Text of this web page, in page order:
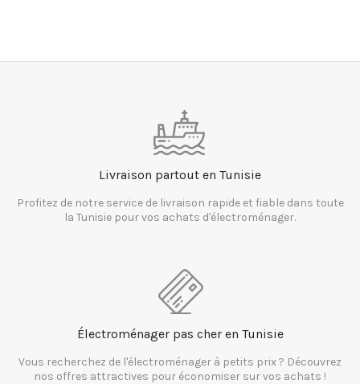
Livraison partout en Tunisie
Profitez de notre service de livraison rapide et fiable dans toute
la Tunisie pour vos achats d'électroménager.
Électroménager pas cher en Tunisie
Vous recherchez de l'électroménager à petits prix ? Découvrez
nos offres attractives pour économiser sur vos achats !